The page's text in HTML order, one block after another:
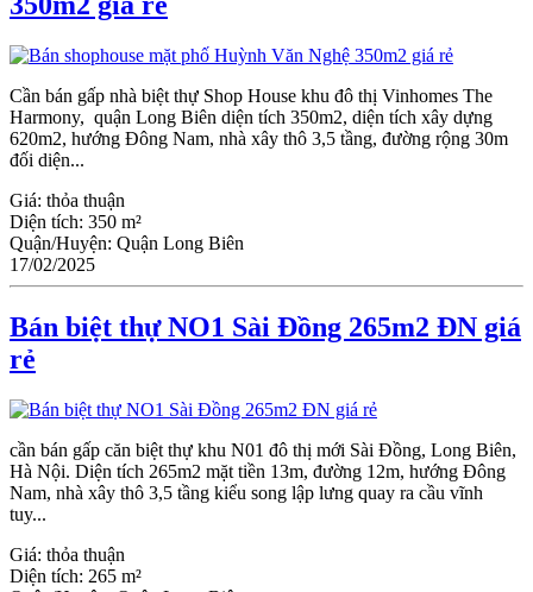
Cần bán gấp nhà biệt thự Shop House khu đô thị Vinhomes The
Harmony, quận Long Biên diện tích 350m2, diện tích xây dựng
620m2, hướng Đông Nam, nhà xây thô 3,5 tầng, đường rộng 30m
đối diện...
Giá: thỏa thuận
Diện tích: 350 m²
Quận/Huyện: Quận Long Biên
17/02/2025
Bán biệt thự NO1 Sài Đồng 265m2 ĐN giá
rẻ
cần bán gấp căn biệt thự khu N01 đô thị mới Sài Đồng, Long Biên,
Hà Nội. Diện tích 265m2 mặt tiền 13m, đường 12m, hướng Đông
Nam, nhà xây thô 3,5 tầng kiểu song lập lưng quay ra cầu vĩnh
tuy...
Giá: thỏa thuận
Diện tích: 265 m²